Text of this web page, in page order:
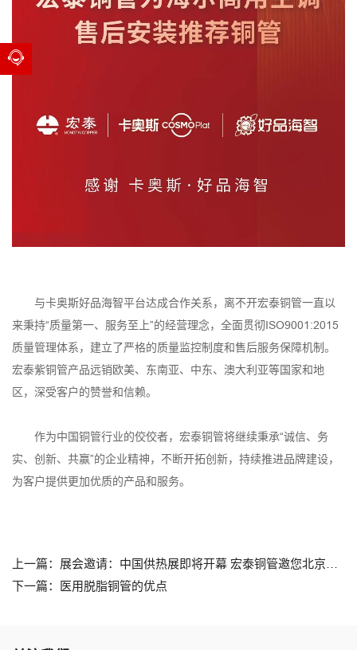
与卡奥斯好品海智平台达成合作关系，离不开宏泰铜管一直以
来秉持“质量第一、服务至上”的经营理念，全面贯彻ISO9001:2015
质量管理体系，建立了严格的质量监控制度和售后服务保障机制。
宏泰紫铜管产品远销欧美、东南亚、中东、澳大利亚等国家和地
区，深受客户的赞誉和信赖。
作为中国铜管行业的佼佼者，宏泰铜管将继续秉承“诚信、务
实、创新、共赢”的企业精神，不断开拓创新，持续推进品牌建设，
为客户提供更加优质的产品和服务。
上一篇：展会邀请：中国供热展即将开幕 宏泰铜管邀您北京相见！
下一篇：医用脱脂铜管的优点